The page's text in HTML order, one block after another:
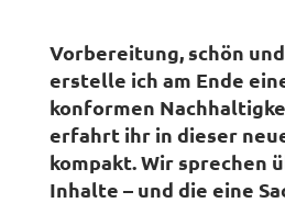
Vorbereitung, schön
erstelle ich am Ende
konformen
erfahrt ihr in dieser
kompakt. Wir sprechen
Inhalte – und die eine